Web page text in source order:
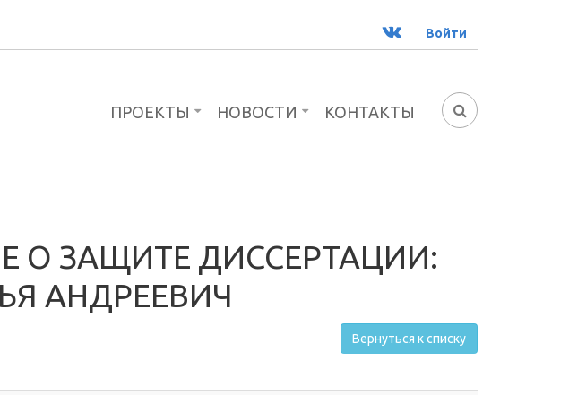
ВК Войти
ФОРМА
ПРОЕКТЫ НОВОСТИ КОНТАКТЫ
О ЗАЩИТЕ ДИССЕРТАЦИИ:
АНДРЕЕВИЧ
Вернуться к списку